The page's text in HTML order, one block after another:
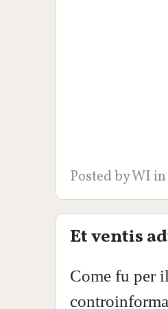
Posted byWI
Et ventis
Come fu per